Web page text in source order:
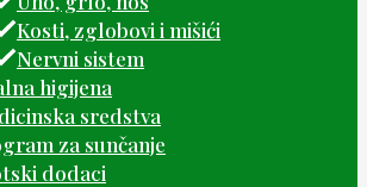
Kosti, zglobovi i mišići
Nervni sistem
higijena
sredstva
za sunčanje
dodaci